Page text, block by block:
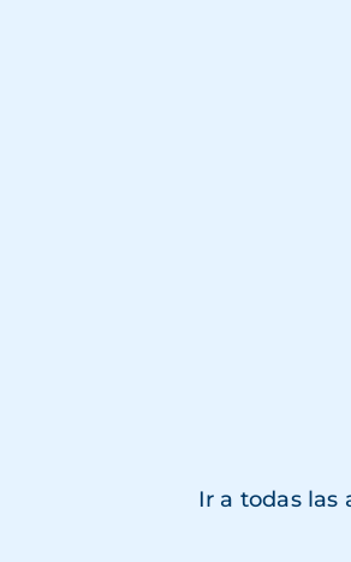
Ir a todas las